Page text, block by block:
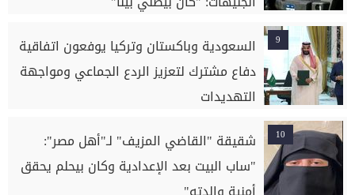
9
السعودية وباكستان وتركيا يوفعون اتفاقية
دفاع مشترك لتعزيز الردع الجماعي ومواجهة
التهديدات
10
شقيقة "القاضي المزيف" لـ"أهل مصر":
"ساب البيت بعد الإعدادية وكان بيحلم يحقق